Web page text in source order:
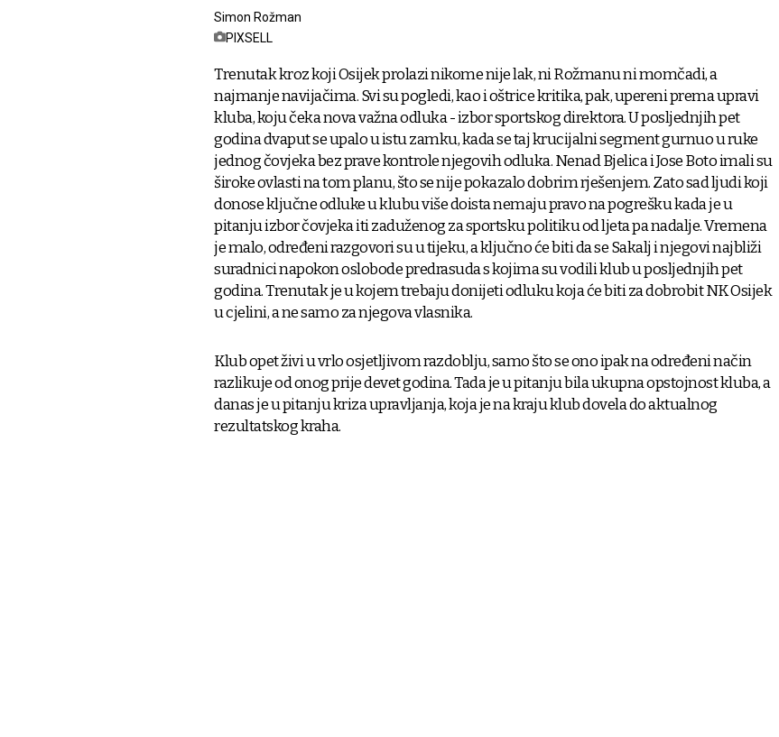
Simon Rožman
PIXSELL
Trenutak kroz koji Osijek prolazi nikome nije lak, ni Rožmanu ni momčadi, a
najmanje navijačima. Svi su pogledi, kao i oštrice kritika, pak, upereni prema upravi
kluba, koju čeka nova važna odluka - izbor sportskog direktora. U posljednjih pet
godina dvaput se upalo u istu zamku, kada se taj krucijalni segment gurnuo u ruke
jednog čovjeka bez prave kontrole njegovih odluka. Nenad Bjelica i Jose Boto imali su
široke ovlasti na tom planu, što se nije pokazalo dobrim rješenjem. Zato sad ljudi koji
donose ključne odluke u klubu više doista nemaju pravo na pogrešku kada je u
pitanju izbor čovjeka iti zaduženog za sportsku politiku od ljeta pa nadalje. Vremena
je malo, određeni razgovori su u tijeku, a ključno će biti da se Sakalj i njegovi najbliži
suradnici napokon oslobode predrasuda s kojima su vodili klub u posljednjih pet
godina. Trenutak je u kojem trebaju donijeti odluku koja će biti za dobrobit NK Osijek
u cjelini, a ne samo za njegova vlasnika.
Klub opet živi u vrlo osjetljivom razdoblju, samo što se ono ipak na određeni način
razlikuje od onog prije devet godina. Tada je u pitanju bila ukupna opstojnost kluba, a
danas je u pitanju kriza upravljanja, koja je na kraju klub dovela do aktualnog
rezultatskog kraha.